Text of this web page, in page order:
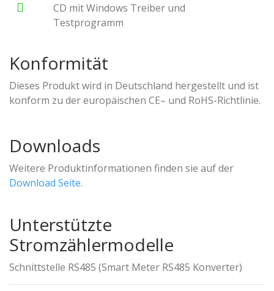
CD mit Windows Treiber und
Testprogramm
Konformität
Dieses Produkt wird in Deutschland hergestellt und ist
konform zu der europäischen CE– und RoHS-Richtlinie.
Downloads
Weitere Produktinformationen finden sie auf der
Download Seite.
Unterstützte
Stromzählermodelle
Schnittstelle RS485 (Smart Meter RS485 Konverter)